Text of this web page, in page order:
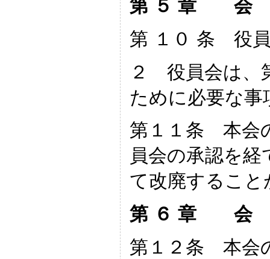
第 ５ 章
第 １０ 条 役
２ 役員会は、
ために必要な
第１１条 本会
員会の承認を
て改廃すること
第 ６ 章
第１２条 本会